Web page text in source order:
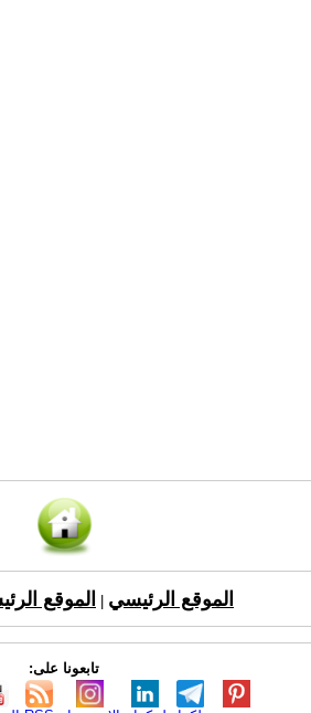
الموقع الرئيسي الموقع
تابعونا على: